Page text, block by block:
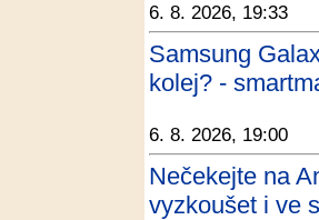
6. 8. 2026, 19:33
Samsung
kolej? -
6. 8. 2026, 19:00
Nečekejte na
vyzkoušet i ve